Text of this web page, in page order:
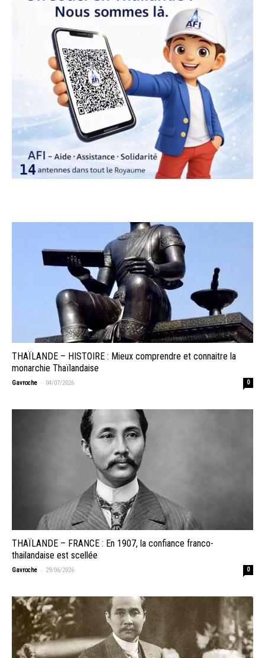
THAÏLANDE – HISTOIRE : Mieux comprendre et connaitre la
monarchie Thaïlandaise
Gavroche - 04/07/2026 0
THAÏLANDE – FRANCE : En 1907, la confiance franco-
thailandaise est scellée
Gavroche - 29/06/2026 0